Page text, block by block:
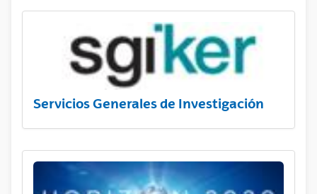
Servicios Generales de Investigación